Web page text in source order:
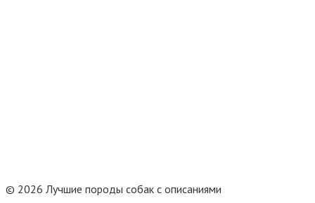
© 2026 Лучшие породы собак с описаниями